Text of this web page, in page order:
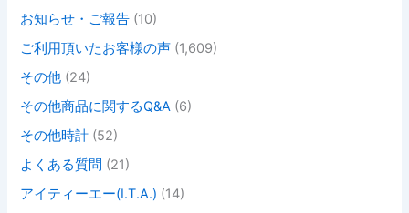
お知らせ・ご報告 (10)
ご利用頂いたお客様の声 (1,609)
その他 (24)
その他商品に関するQ&A (6)
その他時計 (52)
よくある質問 (21)
アイティーエー(I.T.A.) (14)